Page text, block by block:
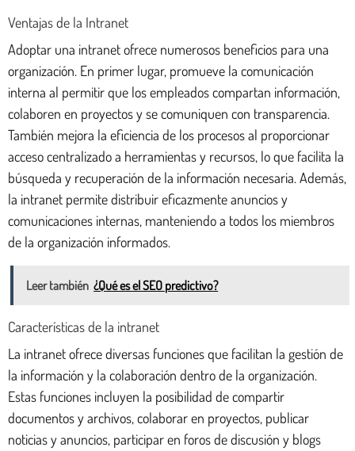
Ventajas de la Intranet
Adoptar una intranet ofrece numerosos beneficios para una
organización. En primer lugar, promueve la comunicación
interna al permitir que los empleados compartan información,
colaboren en proyectos y se comuniquen con transparencia.
También mejora la eficiencia de los procesos al proporcionar
acceso centralizado a herramientas y recursos, lo que facilita la
búsqueda y recuperación de la información necesaria. Además,
la intranet permite distribuir eficazmente anuncios y
comunicaciones internas, manteniendo a todos los miembros
de la organización informados.
Leer también ¿Qué es el SEO predictivo?
Características de la intranet
La intranet ofrece diversas funciones que facilitan la gestión de
la información y la colaboración dentro de la organización.
Estas funciones incluyen la posibilidad de compartir
documentos y archivos, colaborar en proyectos, publicar
noticias y anuncios, participar en foros de discusión y blogs